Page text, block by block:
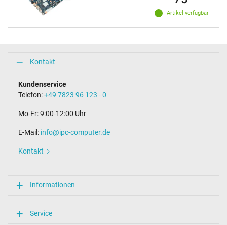
Artikel verfügbar
Kontakt
Kundenservice
Telefon:+49 7823 96 123 - 0
Mo-Fr: 9:00-12:00 Uhr
E-Mail: info@ipc-computer.de
Kontakt
Informationen
Service